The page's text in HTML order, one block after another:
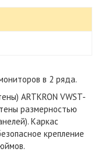
в 2 ряда.
ARTKRON VWST-
размерностью
Каркас
крепление